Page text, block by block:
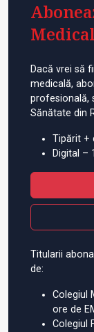
Dacă vrei să
medicală,
profesională,
Sănătate din
Tipărit +
Digital –
Titularii
de:
Colegiul
ore de
Colegiul